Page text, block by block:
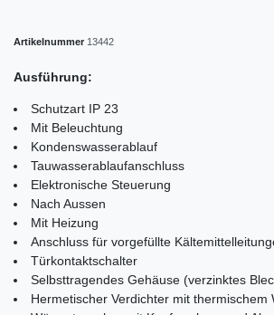
Artikelnummer 13442
Ausführung:
Schutzart IP 23
Mit Beleuchtung
Kondenswasserablauf
Tauwasserablaufanschluss
Elektronische Steuerung
Nach Aussen
Mit Heizung
Anschluss für vorgefüllte
Türkontaktschalter
Selbsttragendes Gehäuse (verzinktes
Hermetischer Verdichter mit thermischem